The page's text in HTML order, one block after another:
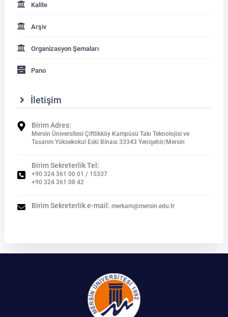
Kalite
Arşiv
Organizasyon Şemaları
Pano
İletişim
Birim Adres:
Mersin Üniversitesi Çiftlikköy Kampüsü Takı Teknolojisi ve
Tasarım Yüksekokul Eski Binası 33343 Yenişehir/Mersin
Birim Sekreterlik Tel:
+90 324 361 00 01 / 15337
+90 324 361 08 42
Birim Sekreterlik e-mail: merkam@mersin.edu.tr